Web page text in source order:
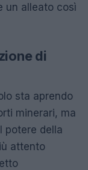
un alleato così
di
sta aprendo
minerari, ma
potere della
attento